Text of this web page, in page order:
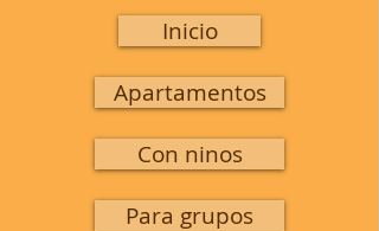
Inicio
Apartamentos
Con ninos
Para grupos